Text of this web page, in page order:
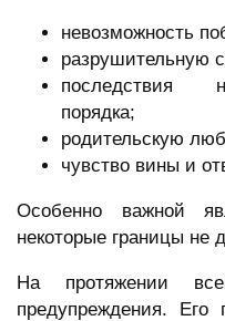
невозможность
разрушительную
последствия
порядка;
родительскую
чувство вины и
Особенно важной
некоторые границы не
На протяжении
предупреждения. Его